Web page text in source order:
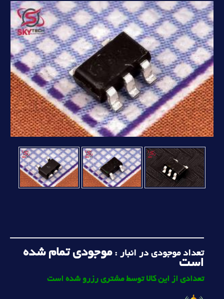
تعداد موجودی در انبار :موجودی تمام شده
است
تعدادی از این کالا توسط مشتری رزرو شده است